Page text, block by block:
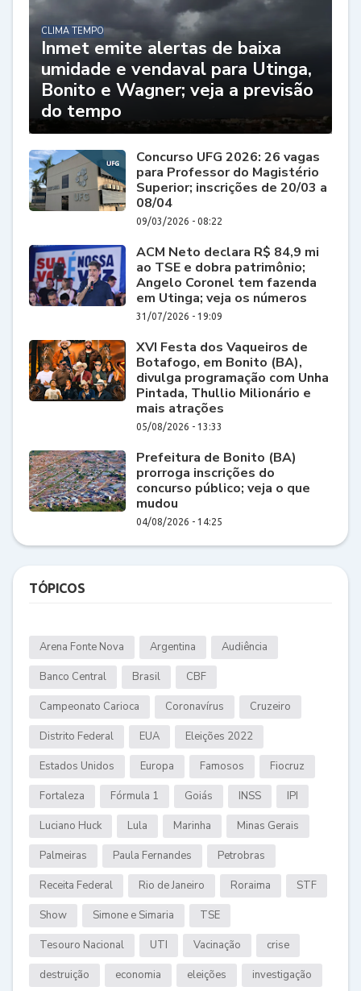
CLIMA TEMPO
Inmet emite alertas de baixa
umidade e vendaval para Utinga,
Bonito e Wagner; veja a previsão
do tempo
Concurso UFG 2026: 26 vagas
para Professor do Magistério
Superior; inscrições de 20/03 a
08/04
09/03/2026 - 08:22
ACM Neto declara R$ 84,9 mi
ao TSE e dobra patrimônio;
Angelo Coronel tem fazenda
em Utinga; veja os números
31/07/2026 - 19:09
XVI Festa dos Vaqueiros de
Botafogo, em Bonito (BA),
divulga programação com Unha
Pintada, Thullio Milionário e
mais atrações
05/08/2026 - 13:33
Prefeitura de Bonito (BA)
prorroga inscrições do
concurso público; veja o que
mudou
04/08/2026 - 14:25
TÓPICOS
Arena Fonte Nova Argentina Audiência
Banco Central Brasil CBF
Campeonato Carioca Coronavírus Cruzeiro
Distrito Federal EUA Eleições 2022
Estados Unidos Europa Famosos Fiocruz
Fortaleza Fórmula 1 Goiás INSS IPI
Luciano Huck Lula Marinha Minas Gerais
Palmeiras Paula Fernandes Petrobras
Receita Federal Rio de Janeiro Roraima STF
Show Simone e Simaria TSE
Tesouro Nacional UTI Vacinação crise
destruição economia eleições investigação